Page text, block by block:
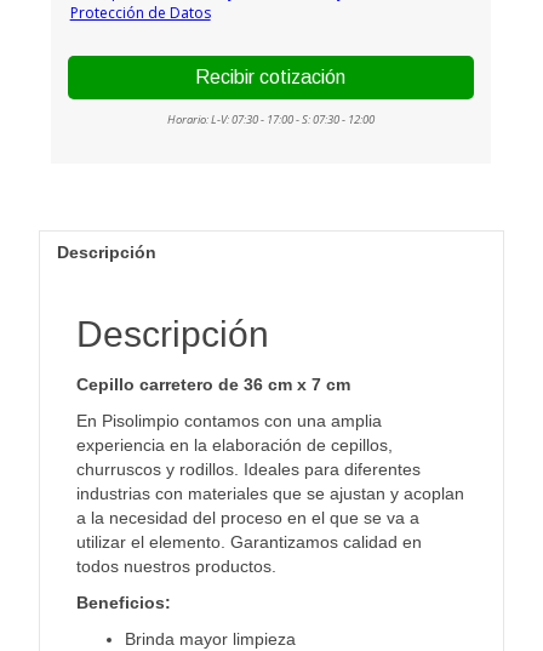
Descripción
Descripción
Cepillo carretero de 36 cm x 7 cm
En Pisolimpio contamos con una amplia
experiencia en la elaboración de cepillos,
churruscos y rodillos. Ideales para diferentes
industrias con materiales que se ajustan y acoplan
a la necesidad del proceso en el que se va a
utilizar el elemento. Garantizamos calidad en
todos nuestros productos.
Beneficios:
Brinda mayor limpieza